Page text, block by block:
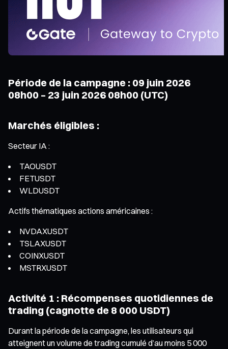
Période de la campagne : 09 juin 2026
08h00 – 23 juin 2026 08h00 (UTC)
Marchés éligibles :
Secteur IA :
TAOUSDT
FETUSDT
WLDUSDT
Actifs thématiques actions américaines :
NVDAXUSDT
TSLAXUSDT
COINXUSDT
MSTRXUSDT
Activité 1 : Récompenses quotidiennes de
trading (cagnotte de 8 000 USDT)
Durant la période de la campagne, les utilisateurs qui
atteignent un volume de trading cumulé d’au moins 5 000